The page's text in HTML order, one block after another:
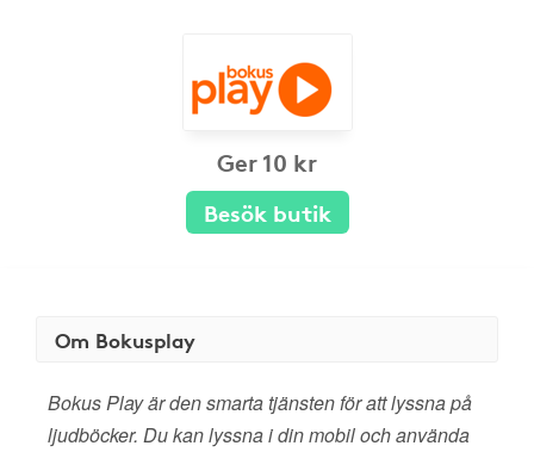
Ger 10 kr
Besök butik
Om Bokusplay
Bokus Play är den smarta tjänsten för att lyssna på
ljudböcker. Du kan lyssna i din mobil och använda